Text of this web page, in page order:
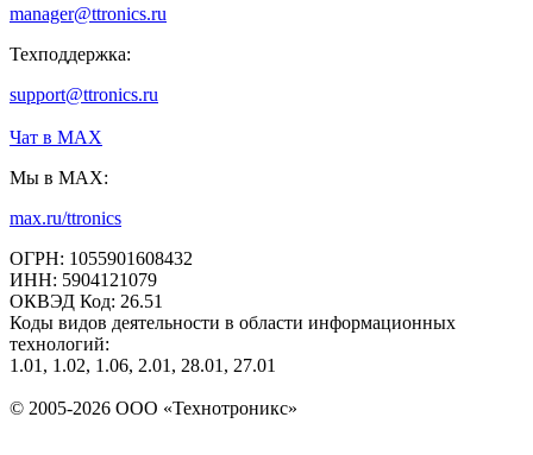
manager@ttronics.ru
Техподдержка:
support@ttronics.ru
Чат в МАХ
Мы в MAX:
max.ru/ttronics
ОГРН: 1055901608432
ИНН: 5904121079
ОКВЭД Код: 26.51
Коды видов деятельности в области информационных
технологий:
1.01, 1.02, 1.06, 2.01, 28.01, 27.01
© 2005-2026 ООО «Технотроникс»